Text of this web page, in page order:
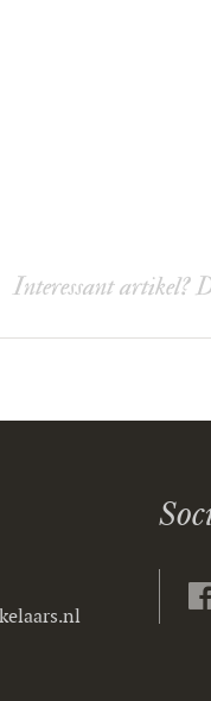
Interessant artikel?